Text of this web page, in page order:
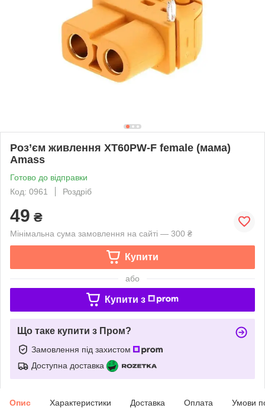
Роз’єм живлення XT60PW-F female (мама)
Amass
Готово до відправки
Код: 0961
Роздріб
49 ₴
Мінімальна сума замовлення на сайті — 300 ₴
Купити
або
Купити з
Що таке купити з Пром?
Замовлення під захистом
Доступна доставка
Опис Характеристики Доставка Оплата Умови